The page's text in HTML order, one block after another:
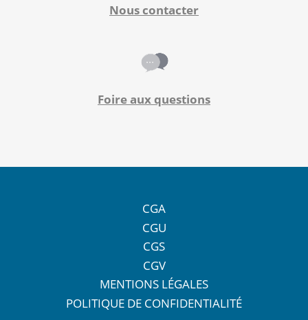
Nous contacter
Foire aux questions
CGA
CGU
CGS
CGV
MENTIONS LÉGALES
POLITIQUE DE CONFIDENTIALITÉ